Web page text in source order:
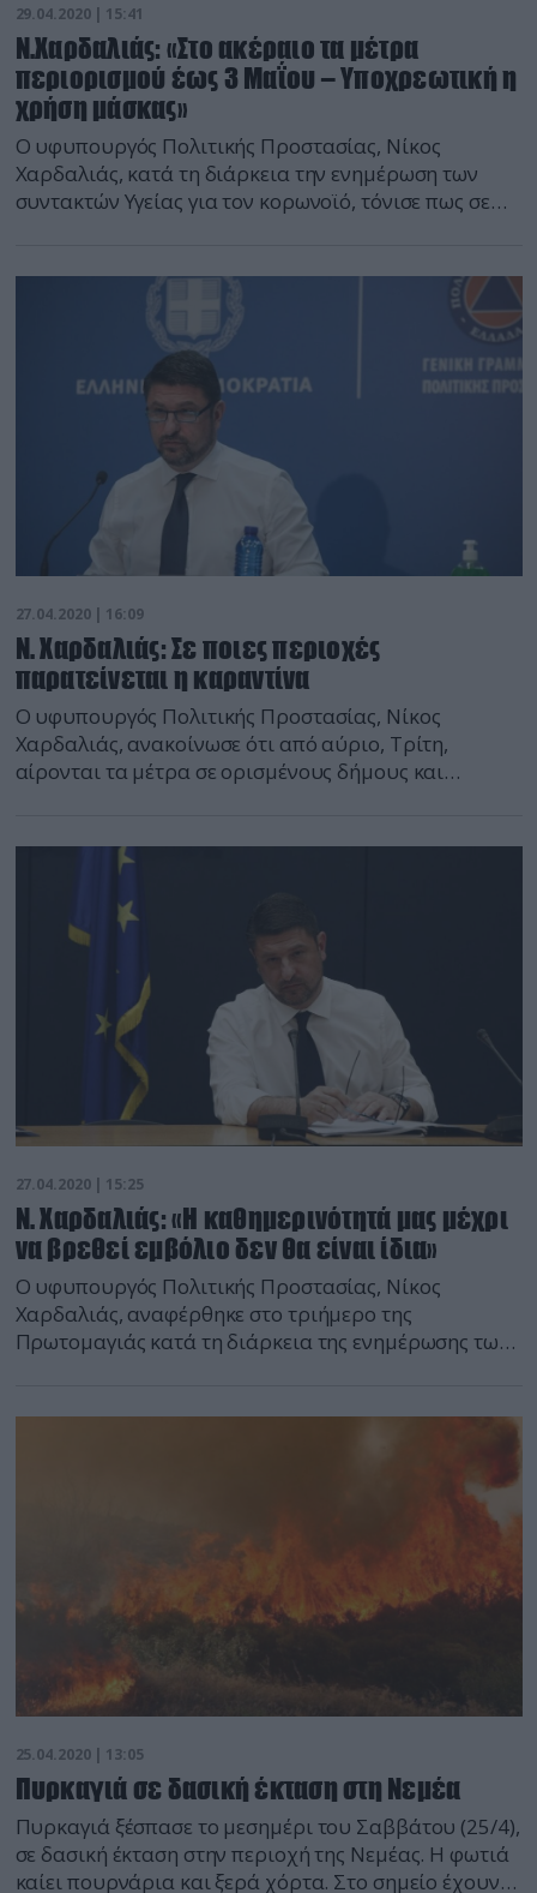
29.04.2020 | 15:41
Ν.Χαρδαλιάς: «Στο ακέραιο τα μέτρα
περιορισμού έως 3 Μαΐου – Υποχρεωτική η
χρήση μάσκας»
Ο υφυπουργός Πολιτικής Προστασίας, Νίκος
Χαρδαλιάς, κατά τη διάρκεια την ενημέρωση των
συντακτών Υγείας για τον κορωνοϊό, τόνισε πως σε
ξεκαθάρισε πως τα μέτρα περιορισμού ισχύουν στο
απόλυτο μέχρι και την Κυριακή 3 Μαΐου και πως
παραμένουν οι έλεγχοι από την αστυνομία […]
27.04.2020 | 16:09
Ν. Χαρδαλιάς: Σε ποιες περιοχές
παρατείνεται η καραντίνα
Ο υφυπουργός Πολιτικής Προστασίας, Νίκος
Χαρδαλιάς, ανακοίνωσε ότι από αύριο, Τρίτη,
αίρονται τα μέτρα σε ορισμένους δήμους και
και του Βόλου. Μάλιστα, η Νέα Παραλία στη
βράδυ της Δευτέρας. Επίσης, τέλος μπαίνει στην
καραντίνα μπαίνει στους […]
27.04.2020 | 15:25
Ν. Χαρδαλιάς: «Η καθημερινότητά μας μέχρι
να βρεθεί εμβόλιο δεν θα είναι ίδια»
Ο υφυπουργός Πολιτικής Προστασίας, Νίκος
Χαρδαλιάς, αναφέρθηκε στο τριήμερο της
Πρωτομαγιάς κατά τη διάρκεια της ενημέρωσης των
αναφερόμενος τόσο στο τριήμερο της Πρωτομαγιάς,
άρση των μέτρων, καθώς όπως υπογράμμισε θα είναι
25.04.2020 | 13:05
Πυρκαγιά σε δασική έκταση στη Νεμέα
Πυρκαγιά ξέσπασε το μεσημέρι του Σαββάτου (25/4),
σε δασική έκταση στην περιοχή της Νεμέας. Η φωτιά
καίει πουρνάρια και ξερά χόρτα. Στο σημείο έχουν